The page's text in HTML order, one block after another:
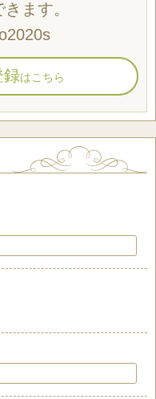
ます。
録はこちら